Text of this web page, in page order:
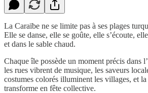
La Caraïbe ne se limite pas à ses plages
Elle se danse, elle se goûte, elle s’écoute,
et dans le sable chaud.
Chaque île possède un moment précis dans
les rues vibrent de musique, les saveurs
costumes colorés illuminent les villages, et
transforme en fête collective.